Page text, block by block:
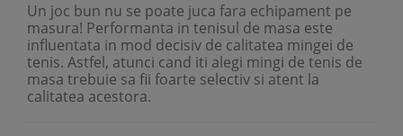
Un joc bun nu se poate juca fara echipament pe
masura! Performanta in tenisul de masa este
influentata in mod decisiv de calitatea mingei de
tenis. Astfel, atunci cand iti alegi mingi de tenis de
masa trebuie sa fii foarte selectiv si atent la
calitatea acestora.